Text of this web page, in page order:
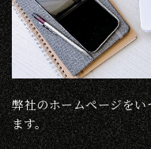
弊社のホームページを
ます。